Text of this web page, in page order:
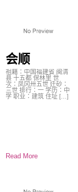
会顺
祖籍：中国福建省 闽清
县 十五都 保林里 世
次：凤冈卅五世 迁砂：
三世 排行：一 学历：中
学 职业：建筑 住址 […]
Read More